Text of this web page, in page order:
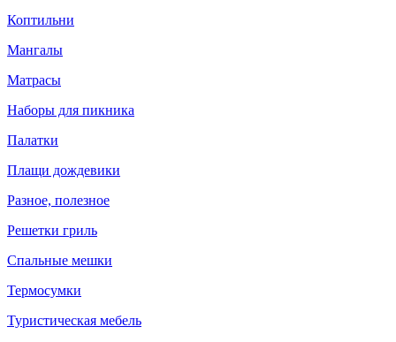
Коптильни
Мангалы
Матрасы
Наборы для пикника
Палатки
Плащи дождевики
Разное, полезное
Решетки гриль
Спальные мешки
Термосумки
Туристическая мебель